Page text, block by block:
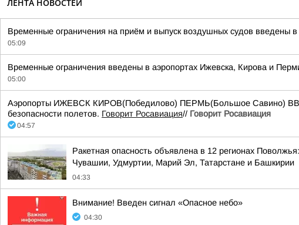
ЛЕНТА НОВОСТЕЙ
Временные ограничения на приём и выпуск воздушных судов введены
05:09
Временные ограничения введены в аэропортах Ижевска, Кирова и
05:00
Аэропорты ИЖЕВСК КИРОВ(Победилово) ПЕРМЬ(Большое Савино)
безопасности полетов. Говорит Росавиация// Говорит Росавиация
04:57
Ракетная опасность объявлена в 12 регионах
Чувашии, Удмуртии, Марий Эл, Татарстане и Башкирии
04:33
Внимание! Введен сигнал «Опасное небо»
04:30